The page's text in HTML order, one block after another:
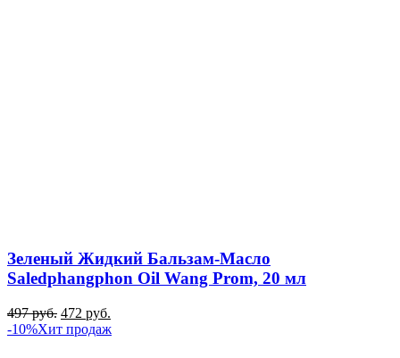
Зеленый Жидкий Бальзам-Масло
Saledphangphon Oil Wang Prom, 20 мл
497руб. 472 руб.
-10%Хит продаж